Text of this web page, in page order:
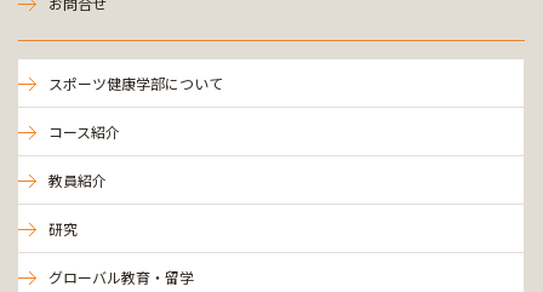
スポーツ健康学部について
コース紹介
教員紹介
研究
グローバル教育・留学